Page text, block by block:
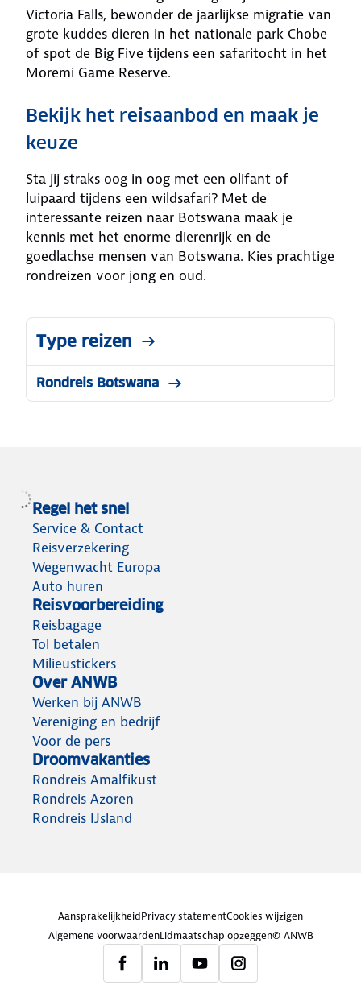
Victoria Falls, bewonder de jaarlijkse migratie van
grote kuddes dieren in het nationale park Chobe
of spot de Big Five tijdens een safaritocht in het
Moremi Game Reserve.
Bekijk het reisaanbod en maak je
keuze
Sta jij straks oog in oog met een olifant of
luipaard tijdens een wildsafari? Met de
interessante reizen naar Botswana maak je
kennis met het enorme dierenrijk en de
goedlachse mensen van Botswana. Kies prachtige
rondreizen voor jong en oud.
Type reizen
Rondreis Botswana
Regel het snel
Service & Contact
Reisverzekering
Wegenwacht Europa
Auto huren
Reisvoorbereiding
Reisbagage
Tol betalen
Milieustickers
Over ANWB
Werken bij ANWB
Vereniging en bedrijf
Voor de pers
Droomvakanties
Rondreis Amalfikust
Rondreis Azoren
Rondreis IJsland
AansprakelijkheidPrivacy statementCookies wijzigen
Algemene voorwaardenLidmaatschap opzeggen© ANWB